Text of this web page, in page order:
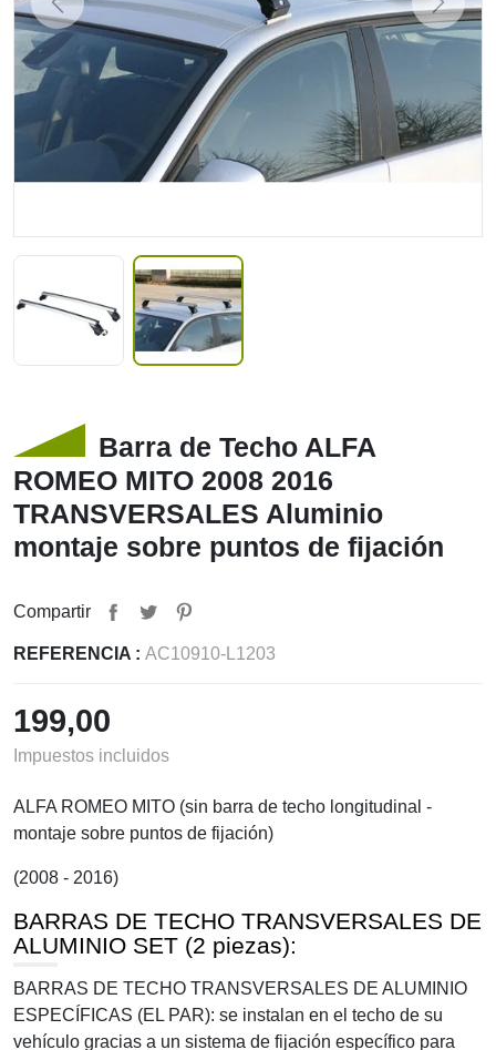
Anterior
Barra de Techo ALFA
ROMEO MITO 2008 2016
TRANSVERSALES Aluminio
montaje sobre puntos de fijación
Compartir
REFERENCIA : AC10910-L1203
199,00
Impuestos incluidos
ALFA ROMEO MITO (sin barra de techo longitudinal -
montaje sobre puntos de fijación)
(2008 - 2016)
BARRAS DE TECHO TRANSVERSALES DE
ALUMINIO SET (2 piezas):
BARRAS DE TECHO TRANSVERSALES DE ALUMINIO
ESPECÍFICAS (EL PAR): se instalan en el techo de su
vehículo gracias a un sistema de fijación específico para